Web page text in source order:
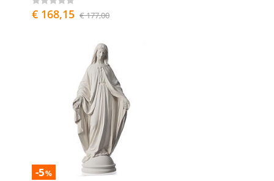
€ 168,15 € 177,00
-5%